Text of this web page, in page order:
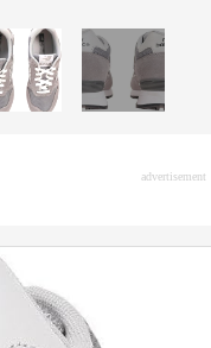
advertisement